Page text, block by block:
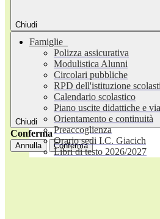
Chiudi
Chiudi
Conferma
Annulla Conferma
Famiglie
Polizza assicurativa
Modulistica Alunni
Circolari pubbliche
RPD dell'istituzione
Calendario scolastico
Piano uscite didattiche e
Orientamento e continuità
Preaccoglienza
Orario sedi I.C. Giacich
Libri di testo 2026/2027